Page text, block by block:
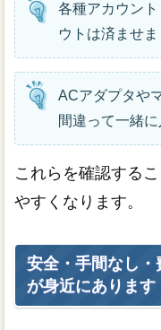
各種アカウン
ウトは済ませま
ACアダプタや
間違って一緒
これらを確認する
やすくなります。
安全・手間なし
が身近にあります